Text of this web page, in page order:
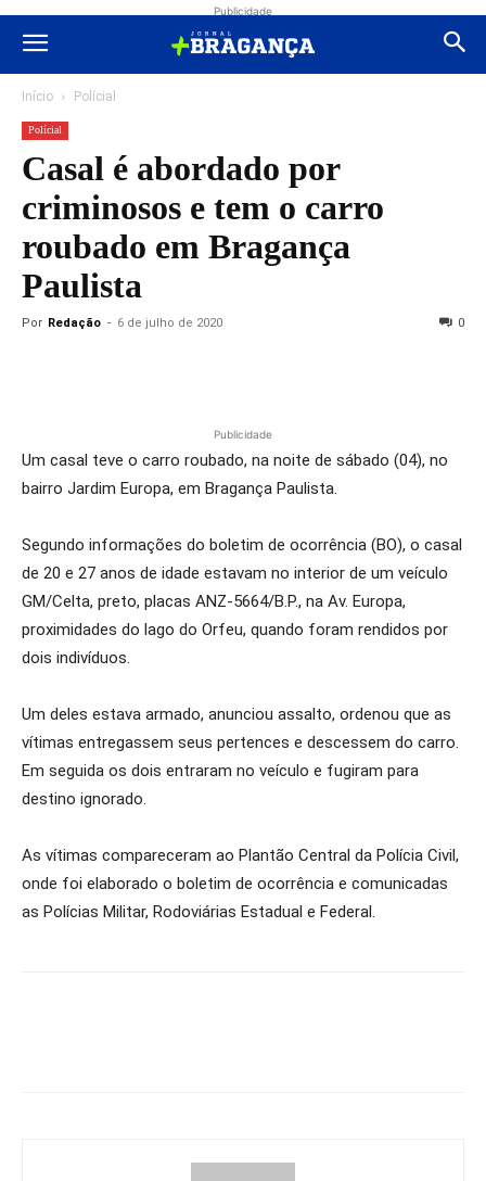
Publicidade
Início Polícial
Polícial
Casal é abordado por
criminosos e tem o carro
roubado em Bragança
Paulista
Por Redação - 6 de julho de 2020 0
Publicidade
Um casal teve o carro roubado, na noite de sábado (04), no
bairro Jardim Europa, em Bragança Paulista.
Segundo informações do boletim de ocorrência (BO), o casal
de 20 e 27 anos de idade estavam no interior de um veículo
GM/Celta, preto, placas ANZ-5664/B.P., na Av. Europa,
proximidades do lago do Orfeu, quando foram rendidos por
dois indivíduos.
Um deles estava armado, anunciou assalto, ordenou que as
vítimas entregassem seus pertences e descessem do carro.
Em seguida os dois entraram no veículo e fugiram para
destino ignorado.
As vítimas compareceram ao Plantão Central da Polícia Civil,
onde foi elaborado o boletim de ocorrência e comunicadas
as Polícias Militar, Rodoviárias Estadual e Federal.